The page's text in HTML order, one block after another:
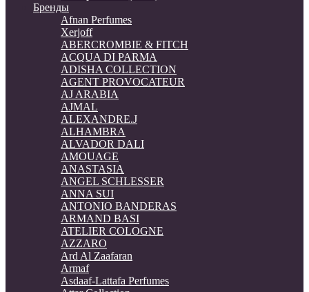
Бренды
Afnan Perfumes
Xerjoff
ABERCROMBIE & FITCH
ACQUA DI PARMA
ADISHA COLLECTION
AGENT PROVOCATEUR
AJ ARABIA
AJMAL
ALEXANDRE.J
ALHAMBRA
ALVADOR DALI
AMOUAGE
ANASTASIA
ANGEL SCHLESSER
ANNA SUI
ANTONIO BANDERAS
ARMAND BASI
ATELIER COLOGNE
AZZARO
Ard Al Zaafaran
Armaf
Asdaaf-Lattafa Perfumes